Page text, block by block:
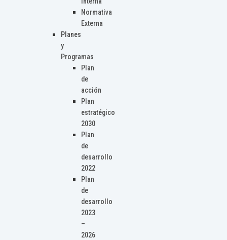
Normativa
Externa
Planes
y
Programas
Plan
de
acción
Plan
estratégico
2030
Plan
de
desarrollo
2022
Plan
de
desarrollo
2023
–
2026